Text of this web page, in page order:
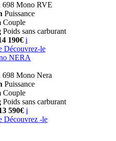
698 Mono RVE
Puissance
Couple
Poids sans carburant
190€ i
Découvrez-le
NERA
698 Mono Nera
Puissance
Couple
Poids sans carburant
590€ i
Découvrez -le